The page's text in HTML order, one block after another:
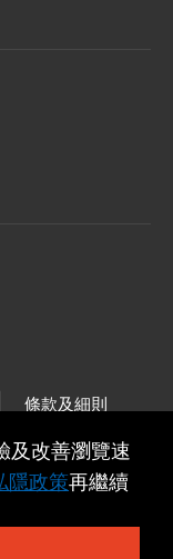
條款及細則
及改善瀏覽速
隱政策再繼續